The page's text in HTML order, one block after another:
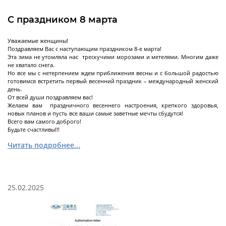
Трикантерные центрифуги для разделения
трех-фазных смесей
Малые декантеры
Ректификационное
оборудование
Ректификационные колонны периодического
действия
Лабораторные ректификационные колонны
С праздником 8 марта
Уважаемые женщины!
Поздравляем Вас с наступающим праздником 8-е марта!
Эта зима не утомляла нас трескучими морозами и метелями. Многим даже
не хватало снега.
Но все мы с нетерпением ждем приближения весны и с большой радостью
готовимся встретить первый весенний праздник – международный женский
день.
От всей души поздравляем вас!
Желаем вам праздничного весеннего настроения, крепкого здоровья,
новых планов и пусть все ваши самые заветные мечты сбудутся!
Всего вам самого доброго!
Будьте счастливы!!!
Читать подробнее...
25.02.2025